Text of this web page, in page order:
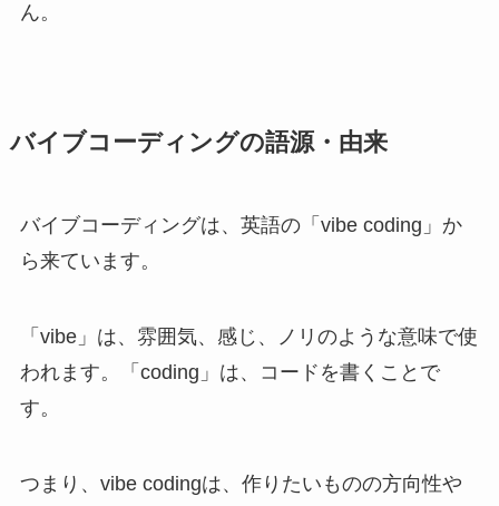
ん。
バイブコーディングの語源・由来
バイブコーディングは、英語の「vibe coding」か
ら来ています。
「vibe」は、雰囲気、感じ、ノリのような意味で使
われます。「coding」は、コードを書くことで
す。
つまり、vibe codingは、作りたいものの方向性や